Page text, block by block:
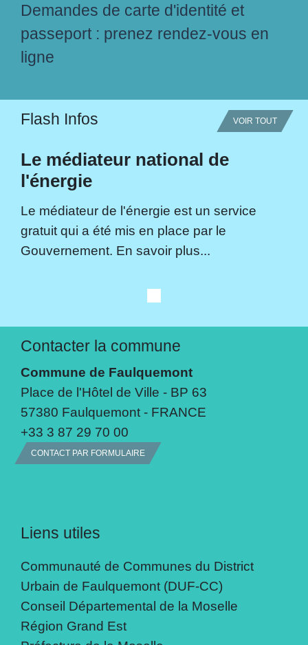
Demandes de carte d'identité et
passeport : prenez rendez-vous en
ligne
Flash Infos VOIR TOUT
Le médiateur national de
l'énergie
Le médiateur de l'énergie est un service
gratuit qui a été mis en place par le
Gouvernement. En savoir plus...
Contacter la commune
Commune de Faulquemont
Place de l'Hôtel de Ville - BP 63
57380 Faulquemont - FRANCE
+33 3 87 29 70 00
CONTACT PAR FORMULAIRE
Liens utiles
Communauté de Communes du District
Urbain de Faulquemont (DUF-CC)
Conseil Départemental de la Moselle
Région Grand Est